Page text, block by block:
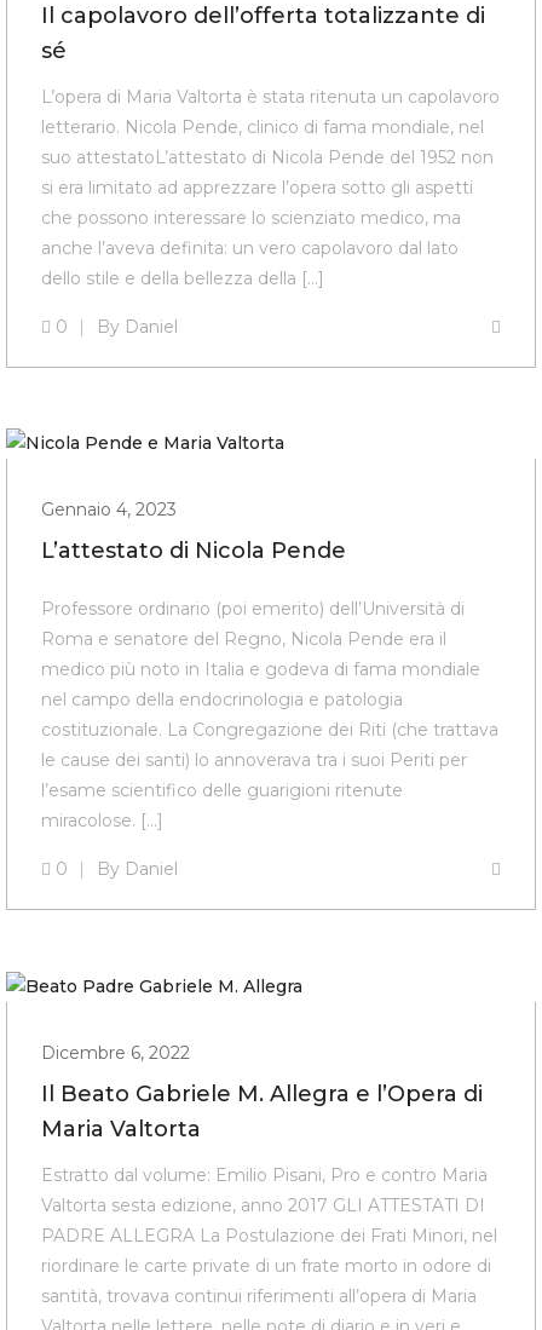
Il capolavoro dell’offerta totalizzante di
sé
L’opera di Maria Valtorta è stata ritenuta un capolavoro
letterario. Nicola Pende, clinico di fama mondiale, nel
suo attestatoL’attestato di Nicola Pende del 1952 non
si era limitato ad apprezzare l’opera sotto gli aspetti
che possono interessare lo scienziato medico, ma
anche l’aveva definita: un vero capolavoro dal lato
dello stile e della bellezza della […]
0 By Daniel
Gennaio 4, 2023
L’attestato di Nicola Pende
Professore ordinario (poi emerito) dell’Università di
Roma e senatore del Regno, Nicola Pende era il
medico più noto in Italia e godeva di fama mondiale
nel campo della endocrinologia e patologia
costituzionale. La Congregazione dei Riti (che trattava
le cause dei santi) lo annoverava tra i suoi Periti per
l’esame scientifico delle guarigioni ritenute
miracolose. […]
0 By Daniel
Dicembre 6, 2022
Il Beato Gabriele M. Allegra e l’Opera di
Maria Valtorta
Estratto dal volume: Emilio Pisani, Pro e contro Maria
Valtorta sesta edizione, anno 2017 GLI ATTESTATI DI
PADRE ALLEGRA La Postulazione dei Frati Minori, nel
riordinare le carte private di un frate morto in odore di
santità, trovava continui riferimenti all’opera di Maria